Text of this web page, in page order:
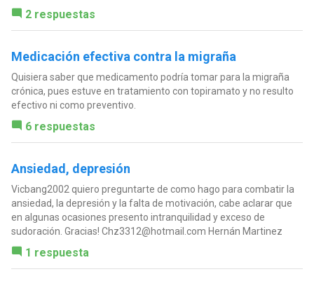
2 respuestas
Medicación efectiva contra la migraña
Quisiera saber que medicamento podría tomar para la migraña
crónica, pues estuve en tratamiento con topiramato y no resulto
efectivo ni como preventivo.
6 respuestas
Ansiedad, depresión
Vicbang2002 quiero preguntarte de como hago para combatir la
ansiedad, la depresión y la falta de motivación, cabe aclarar que
en algunas ocasiones presento intranquilidad y exceso de
sudoración. Gracias! Chz3312@hotmail.com Hernán Martinez
1 respuesta